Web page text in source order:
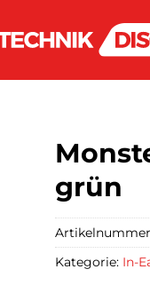
grün
Kategorie: In-